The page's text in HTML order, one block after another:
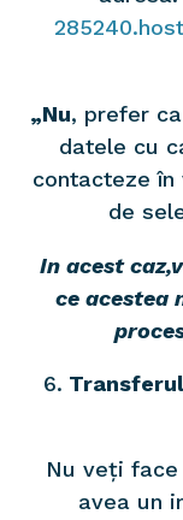
„Nu, prefer
datele cu
contacteze
de
In acest
ce acestea
Nu veți
avea un